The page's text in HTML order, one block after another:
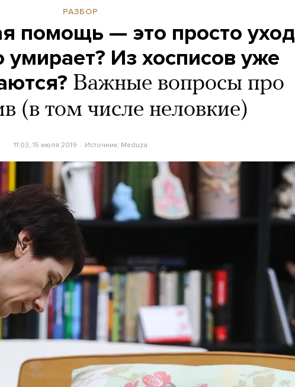
РАЗБОР
помощь — это просто уход
умирает? Из хосписов уже
Важные вопросы про
(в том числе неловкие)
11:03, 15 июля 2019 Источник: Meduza